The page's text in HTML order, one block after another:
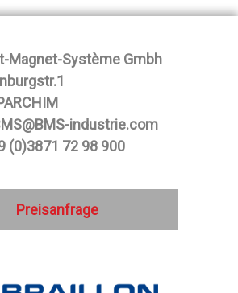
Magnet-Système Gmbh
industrie.com
(0)3871 72 98 900
Preisanfrage